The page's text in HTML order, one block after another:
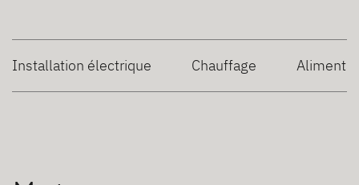
Installation électrique Chauffage